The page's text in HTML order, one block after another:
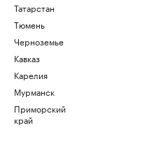
Татарстан
Тюмень
Черноземье
Кавказ
Карелия
Мурманск
Приморский
край